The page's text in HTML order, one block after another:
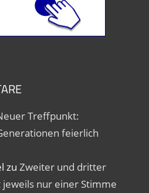
Treffpunkt:
feierlich
zu Zweiter und dritter
nur einer Stimme